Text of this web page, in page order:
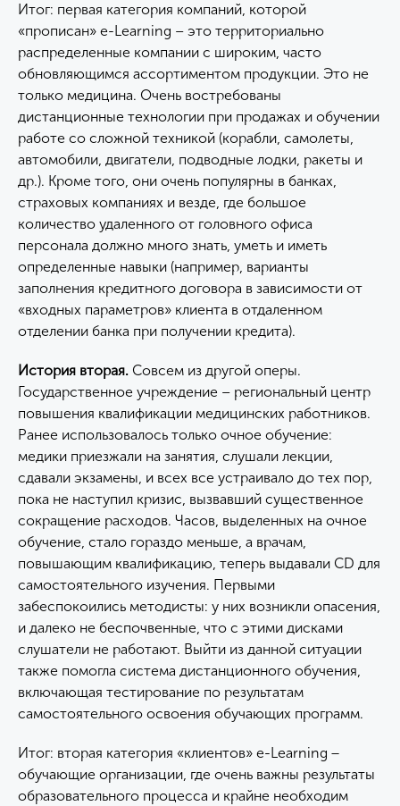
Итог: первая категория компаний, которой
«прописан» e-Learning – это территориально
распределенные компании с широким, часто
обновляющимся ассортиментом продукции. Это не
только медицина. Очень востребованы
дистанционные технологии при продажах и обучении
работе со сложной техникой (корабли, самолеты,
автомобили, двигатели, подводные лодки, ракеты и
др.). Кроме того, они очень популярны в банках,
страховых компаниях и везде, где большое
количество удаленного от головного офиса
персонала должно много знать, уметь и иметь
определенные навыки (например, варианты
заполнения кредитного договора в зависимости от
«входных параметров» клиента в отдаленном
отделении банка при получении кредита).
История вторая. Совсем из другой оперы.
Государственное учреждение – региональный центр
повышения квалификации медицинских работников.
Ранее использовалось только очное обучение:
медики приезжали на занятия, слушали лекции,
сдавали экзамены, и всех все устраивало до тех пор,
пока не наступил кризис, вызвавший существенное
сокращение расходов. Часов, выделенных на очное
обучение, стало гораздо меньше, а врачам,
повышающим квалификацию, теперь выдавали CD для
самостоятельного изучения. Первыми
забеспокоились методисты: у них возникли опасения,
и далеко не беспочвенные, что с этими дисками
слушатели не работают. Выйти из данной ситуации
также помогла система дистанционного обучения,
включающая тестирование по результатам
самостоятельного освоения обучающих программ.
Итог: вторая категория «клиентов» e-Learning −
обучающие организации, где очень важны результаты
образовательного процесса и крайне необходим